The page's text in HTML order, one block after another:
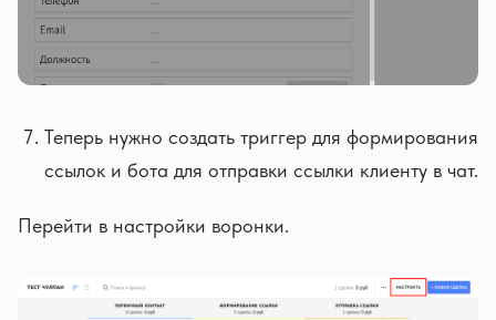
Теперь нужно создать триггер для формирования
ссылок и бота для отправки ссылки клиенту в чат.
Перейти в настройки воронки.